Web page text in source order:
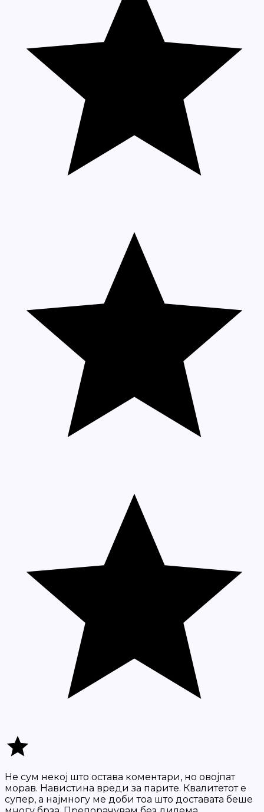
Не сум некој што остава коментари, но овојпат
морав. Навистина вреди за парите. Квалитетот е
супер, а најмногу ме доби тоа што доставата беше